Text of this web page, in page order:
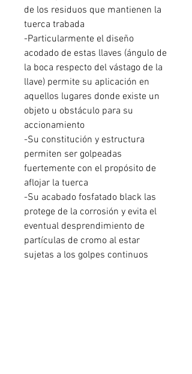
de los residuos que mantienen la
tuerca trabada
-Particularmente el diseño
acodado de estas llaves (ángulo de
la boca respecto del vástago de la
llave) permite su aplicación en
aquellos lugares donde existe un
objeto u obstáculo para su
accionamiento
-Su constitución y estructura
permiten ser golpeadas
fuertemente con el propósito de
aflojar la tuerca
-Su acabado fosfatado black las
protege de la corrosión y evita el
eventual desprendimiento de
partículas de cromo al estar
sujetas a los golpes continuos